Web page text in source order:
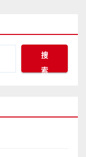
搜
索